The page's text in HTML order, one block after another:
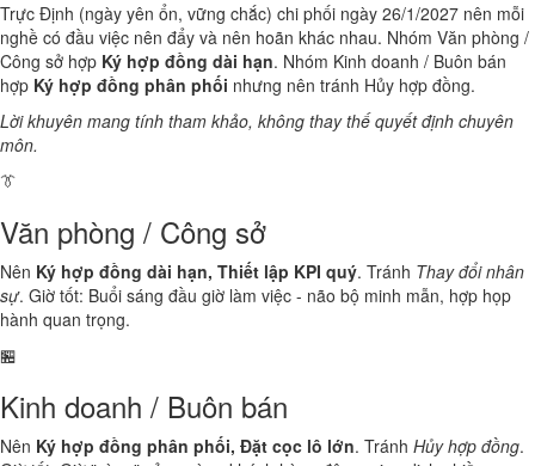
Trực Định (ngày yên ổn, vững chắc) chi phối ngày 26/1/2027 nên mỗi
nghề có đầu việc nên đẩy và nên hoãn khác nhau. Nhóm Văn phòng /
Công sở hợp Ký hợp đồng dài hạn. Nhóm Kinh doanh / Buôn bán
hợp Ký hợp đồng phân phối nhưng nên tránh Hủy hợp đồng.
Lời khuyên mang tính tham khảo, không thay thế quyết định chuyên
môn.
👔
Văn phòng / Công sở
Nên Ký hợp đồng dài hạn, Thiết lập KPI quý. Tránh Thay đổi nhân
sự. Giờ tốt: Buổi sáng đầu giờ làm việc - não bộ minh mẫn, hợp họp
hành quan trọng.
🏪
Kinh doanh / Buôn bán
Nên Ký hợp đồng phân phối, Đặt cọc lô lớn. Tránh Hủy hợp đồng.